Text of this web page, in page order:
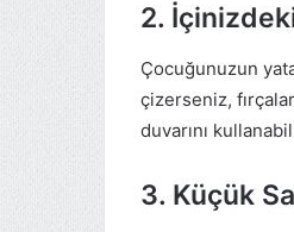
2. İçinizdeki
Çocuğunuzun
çizerseniz,
duvarını
3. Küçük